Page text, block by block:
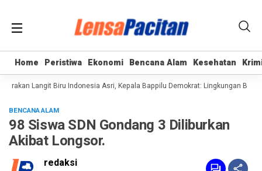
Home Peristiwa Ekonomi Bencana Alam Kesehatan
Home Peristiwa Ekonomi Bencana Alam Kesehatan
Langit Biru Indonesia Asri, Kepala Bappilu Demokrat: Lingkungan Bersih
BENCANA ALAM
98 Siswa SDN Gondang 3 Diliburkan
Akibat Longsor.
redaksi